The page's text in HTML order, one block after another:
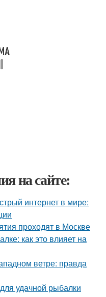
на сайте:
интернет в мире:
проходят в Москве
как это влияет на
ветре: правда
удачной рыбалки